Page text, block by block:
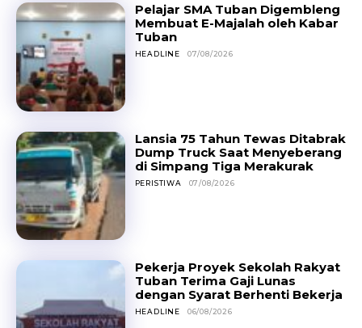
Pelajar SMA Tuban Digembleng
Membuat E-Majalah oleh Kabar
Tuban
HEADLINE 07/08/2026
Lansia 75 Tahun Tewas Ditabrak
Dump Truck Saat Menyeberang
di Simpang Tiga Merakurak
PERISTIWA 07/08/2026
Pekerja Proyek Sekolah Rakyat
Tuban Terima Gaji Lunas
dengan Syarat Berhenti Bekerja
HEADLINE 06/08/2026